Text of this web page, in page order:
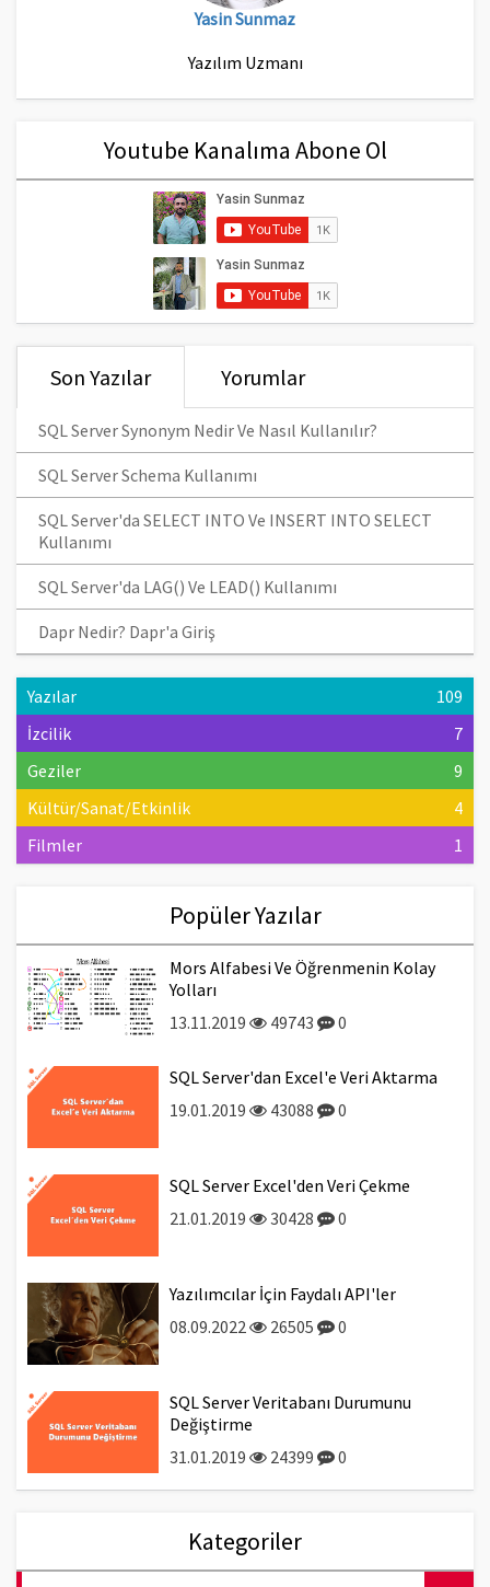
Yasin Sunmaz
Yazılım Uzmanı
Youtube Kanalıma Abone Ol
Son Yazılar Yorumlar
SQL Server Synonym Nedir Ve Nasıl Kullanılır?
SQL Server Schema Kullanımı
SQL Server'da SELECT INTO Ve INSERT INTO SELECT
Kullanımı
SQL Server'da LAG() Ve LEAD() Kullanımı
Dapr Nedir? Dapr'a Giriş
Yazılar
109
İzcilik
7
Geziler
9
Kültür/Sanat/Etkinlik
4
Filmler
1
Popüler Yazılar
Mors Alfabesi Ve Öğrenmenin Kolay
Yolları
13.11.2019
49743 0
SQL Server'dan Excel'e Veri Aktarma
19.01.2019
43088 0
SQL Server Excel'den Veri Çekme
21.01.2019
30428 0
Yazılımcılar İçin Faydalı API'ler
08.09.2022
26505 0
SQL Server Veritabanı Durumunu
Değiştirme
31.01.2019
24399 0
Kategoriler